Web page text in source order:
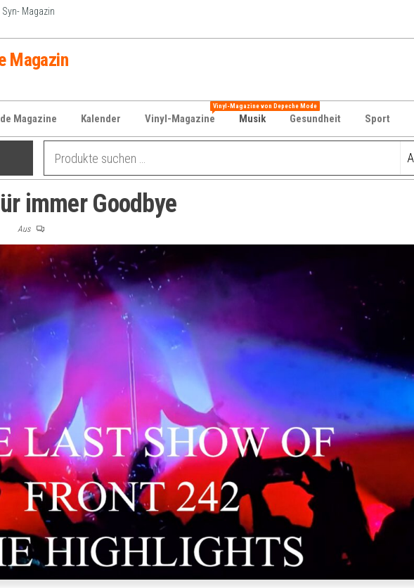
Syn- Magazin
Magazin
Magazine Kalender Vinyl-Magazine
Vinyl-Magazine von Depeche Mode
Musik Gesundheit Sport
immer Goodbye
Aus